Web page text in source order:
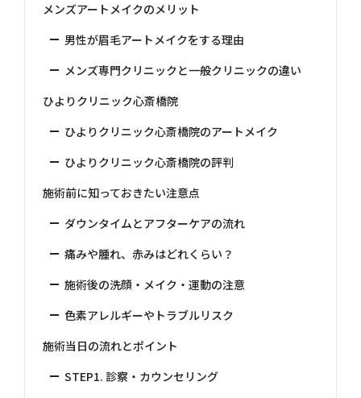
メンズアートメイクのメリット
男性が眉毛アートメイクをする理由
メンズ専門クリニックと一般クリニックの違い
ひよりクリニック心斎橋院
ひよりクリニック心斎橋院のアートメイク
ひよりクリニック心斎橋院の評判
施術前に知っておきたい注意点
ダウンタイムとアフターケアの流れ
痛みや腫れ、赤みはどれくらい？
施術後の洗顔・メイク・運動の注意
色素アレルギーやトラブルリスク
施術当日の流れとポイント
STEP1. 診察・カウンセリング